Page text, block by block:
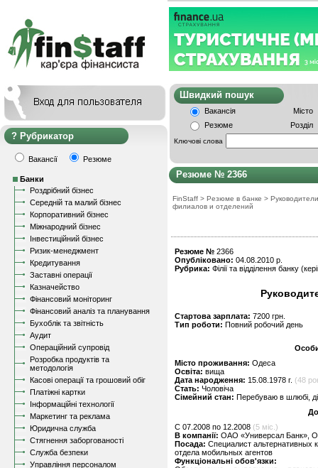
Рубрикатор
Вакансії Резюме
Банки
Роздрібний бізнес
Середній та малий бізнес
Корпоративний бізнес
Міжнародний бізнес
Інвестиційний бізнес
Ризик-менеджмент
Кредитування
Заставні операції
Казначейство
Фінансовий моніторинг
Фінансовий аналіз та планування
Бухоблік та звітність
Аудит
Операційний супровід
Розробка продуктів та
методологія
Касові операції та грошовий обіг
Платіжні картки
Інформаційні технології
Маркетинг та реклама
Юридична служба
Стягнення заборгованості
Служба безпеки
Управління персоналом
Швидкий
Вакансія
Місто
Резюме
Розділ
Ключові слова
Резюме № 2366
FinStaff > Резюме в банке > Руководители
филиалов и отделений
Резюме № 2366
Опубліковано: 04.08.2010 р.
Рубрика: Філії та відділення банку
Стартова зарплата: 7200 грн.
Тип роботи: Повний робочий день
Місто проживання: Одеса
Освіта: вища
Дата народження: 15.08.1978 г. (48
Стать: Чоловіча
Сімейний стан: Перебуваю в шлюбі,
C 07.2008 по 12.2008 (5 міс.)
В компанії: ОАО «Универсал Банк»,
Посада: Специалист альтернативных
отдела мобильных агентов
Функціональні обов'язки: